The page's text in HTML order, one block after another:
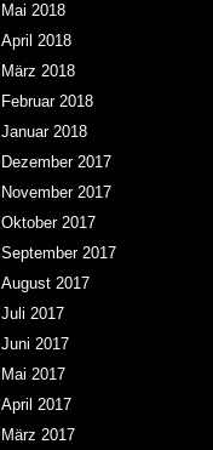
Mai 2018
April 2018
März 2018
Februar 2018
Januar 2018
Dezember 2017
November 2017
Oktober 2017
September 2017
August 2017
Juli 2017
Juni 2017
Mai 2017
April 2017
März 2017